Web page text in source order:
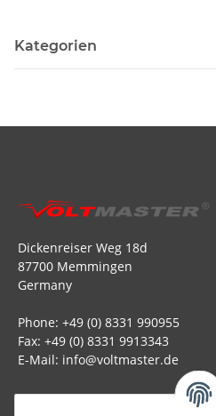
Kategorien
Dickenreiser Weg 18d
87700 Memmingen
Germany
Phone: +49 (0) 8331 990955
Fax: +49 (0) 8331 9913343
E-Mail: info@voltmaster.de